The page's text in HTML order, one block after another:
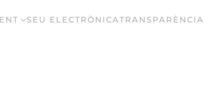
SEU ELECTRÒNICATRANSPARÈNCIA